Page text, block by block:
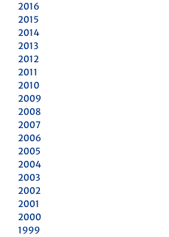
2016
2015
2014
2013
2012
2011
2010
2009
2008
2007
2006
2005
2004
2003
2002
2001
2000
1999